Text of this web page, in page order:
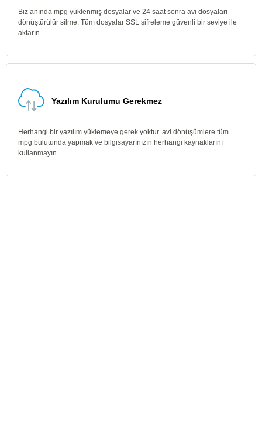
Biz anında mpg yüklenmiş dosyalar ve 24 saat sonra avi dosyaları
dönüştürülür silme. Tüm dosyalar SSL şifreleme güvenli bir seviye ile
aktarın.
Yazılım Kurulumu Gerekmez
Herhangi bir yazılım yüklemeye gerek yoktur. avi dönüşümlere tüm
mpg bulutunda yapmak ve bilgisayarınızın herhangi kaynaklarını
kullanmayın.